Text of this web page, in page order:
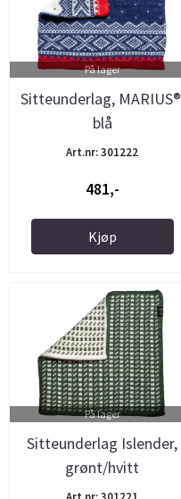
På lager
Sitteunderlag,
blå
Art.nr: 301222
481,-
Kjøp
På lager
Sitteunderlag Islender,
grønt/hvitt
Art.nr: 301221